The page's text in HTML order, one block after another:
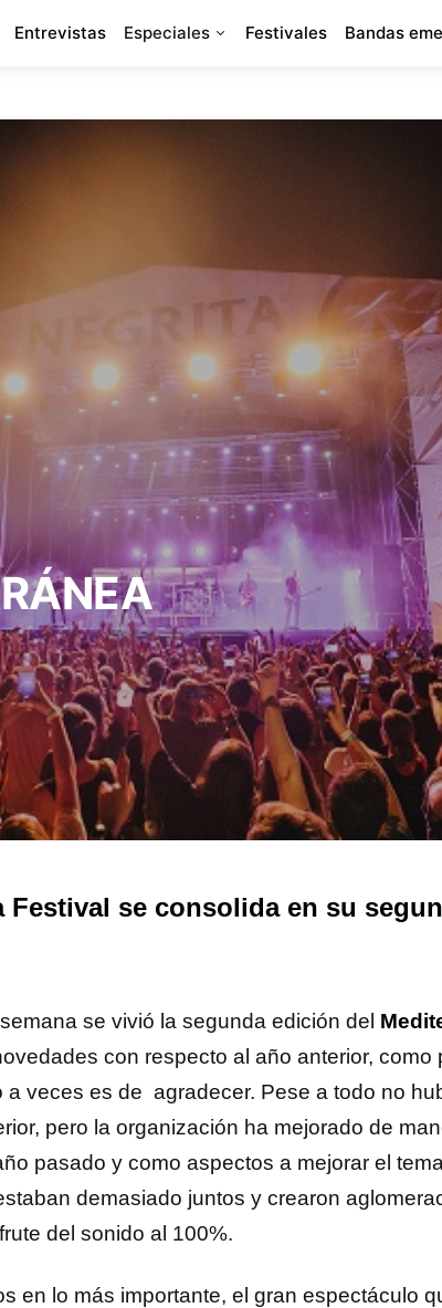
Entrevistas Especiales Festivales Bandas
Festival se consolida en su
se vivió la segunda edición del
con respecto al año anterior, como
a veces es de agradecer. Pese a todo no
pero la organización ha mejorado de
pasado y como aspectos a mejorar el
demasiado juntos y crearon
del sonido al 100%.
en lo más importante, el gran espectáculo